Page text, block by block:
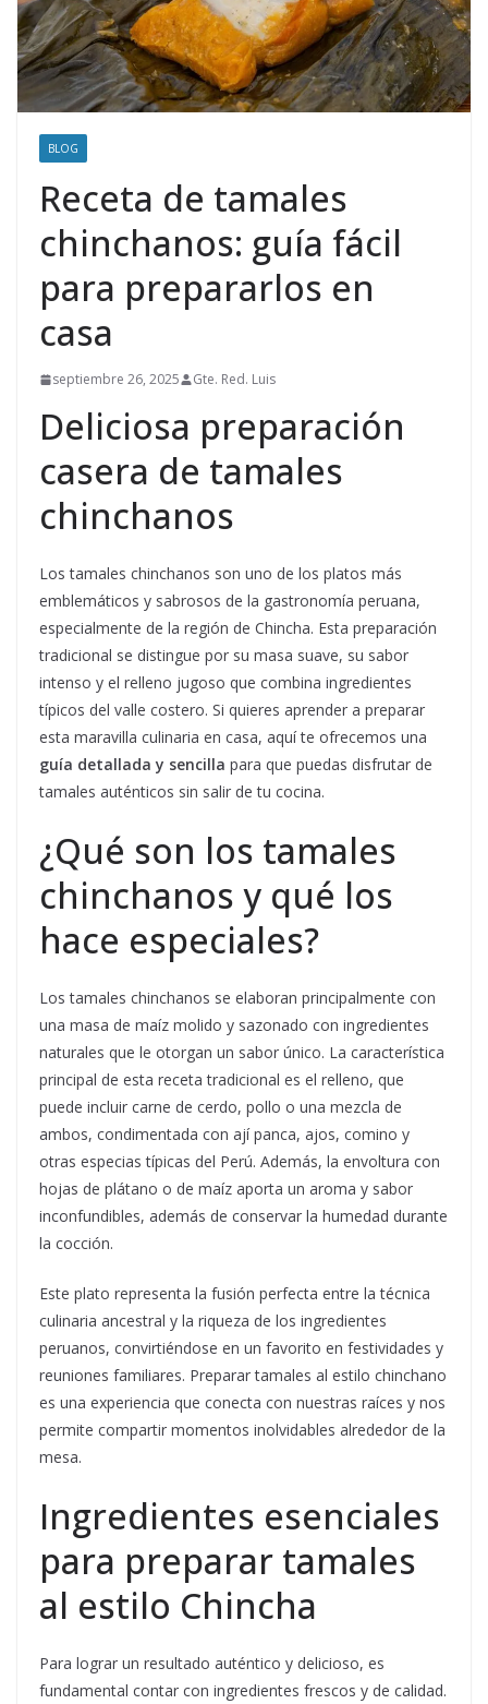
BLOG
Receta de tamales
chinchanos: guía fácil
para prepararlos en
casa
septiembre 26, 2025 Gte. Red. Luis
Deliciosa preparación
casera de tamales
chinchanos
Los tamales chinchanos son uno de los platos más
emblemáticos y sabrosos de la gastronomía peruana,
especialmente de la región de Chincha. Esta preparación
tradicional se distingue por su masa suave, su sabor
intenso y el relleno jugoso que combina ingredientes
típicos del valle costero. Si quieres aprender a preparar
esta maravilla culinaria en casa, aquí te ofrecemos una
guía detallada y sencilla para que puedas disfrutar de
tamales auténticos sin salir de tu cocina.
¿Qué son los tamales
chinchanos y qué los
hace especiales?
Los tamales chinchanos se elaboran principalmente con
una masa de maíz molido y sazonado con ingredientes
naturales que le otorgan un sabor único. La característica
principal de esta receta tradicional es el relleno, que
puede incluir carne de cerdo, pollo o una mezcla de
ambos, condimentada con ají panca, ajos, comino y
otras especias típicas del Perú. Además, la envoltura con
hojas de plátano o de maíz aporta un aroma y sabor
inconfundibles, además de conservar la humedad durante
la cocción.
Este plato representa la fusión perfecta entre la técnica
culinaria ancestral y la riqueza de los ingredientes
peruanos, convirtiéndose en un favorito en festividades y
reuniones familiares. Preparar tamales al estilo chinchano
es una experiencia que conecta con nuestras raíces y nos
permite compartir momentos inolvidables alrededor de la
mesa.
Ingredientes esenciales
para preparar tamales
al estilo Chincha
Para lograr un resultado auténtico y delicioso, es
fundamental contar con ingredientes frescos y de calidad.